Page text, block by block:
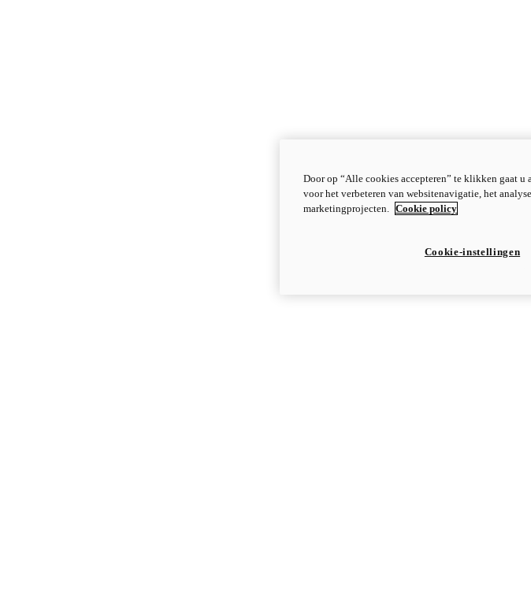
Door op “Alle cookies accepteren” te klikken gaat u
voor het verbeteren van websitenavigatie, het
marketingprojecten. Cookie policy
Cookie-instellingen